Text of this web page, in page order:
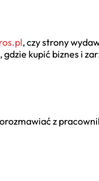
, czy strony
gdzie kupić biznes i
z